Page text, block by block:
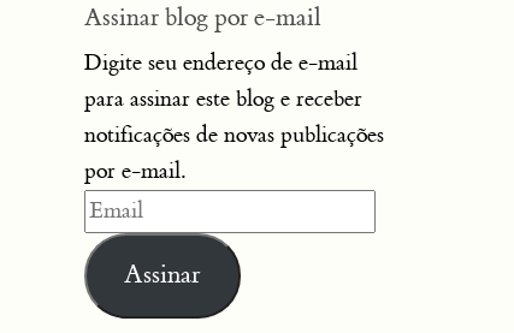
Assinar blog por e-mail
Digite seu endereço de e-mail
para assinar este blog e receber
notificações de novas publicações
por e-mail.
Email
Assinar